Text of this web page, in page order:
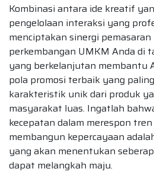
Kombinasi antara ide kreatif
pengelolaan interaksi yang
menciptakan sinergi
perkembangan UMKM Anda di
yang berkelanjutan membantu
pola promosi terbaik yang
karakteristik unik dari produk
masyarakat luas. Ingatlah
kecepatan dalam merespon
membangun kepercayaan
yang akan menentukan
dapat melangkah maju.